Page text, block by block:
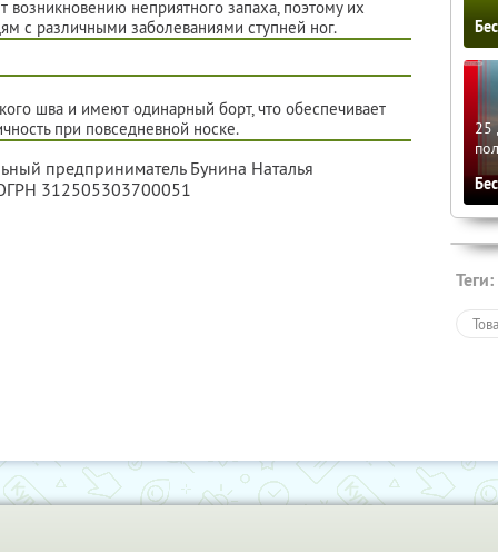
возникновению неприятного запаха, поэтому их
с различными заболеваниями ступней ног.
шва и имеют одинарный борт, что обеспечивает
при повседневной носке.
предприниматель Бунина Наталья
312505303700051
25
Теги: